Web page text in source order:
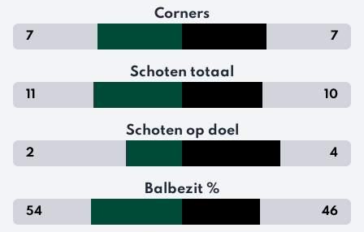
Corners
7 7
Schoten totaal
11 10
Schoten op doel
2 4
Balbezit %
54 46